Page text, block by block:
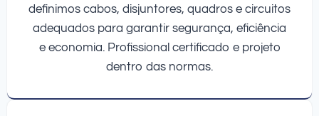
definimos cabos, disjuntores, quadros e circuitos
adequados para garantir segurança, eficiência
e economia. Profissional certificado e projeto
dentro das normas.